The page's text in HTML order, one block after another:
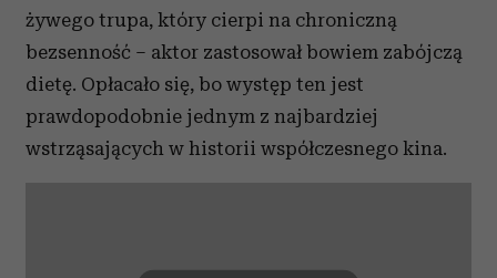
żywego trupa, który cierpi na chroniczną
bezsenność – aktor zastosował bowiem zabójczą
dietę. Opłacało się, bo występ ten jest
prawdopodobnie jednym z najbardziej
wstrząsających w historii współczesnego kina.